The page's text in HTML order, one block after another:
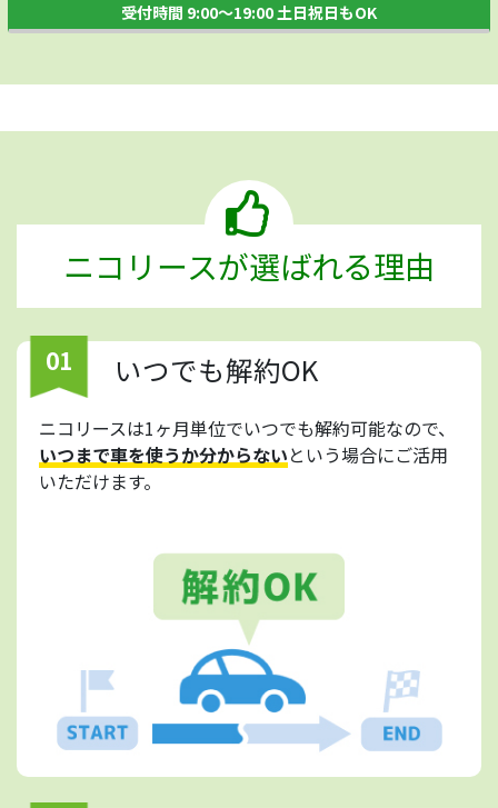
受付時間 9:00～19:00 土日祝日もOK
ニコリースが選ばれる理由
01 いつでも解約OK
ニコリースは1ヶ月単位でいつでも解約可能なので、
いつまで車を使うか分からないという場合にご活用
いただけます。